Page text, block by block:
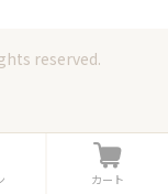
reserved.
カ
ー
カート